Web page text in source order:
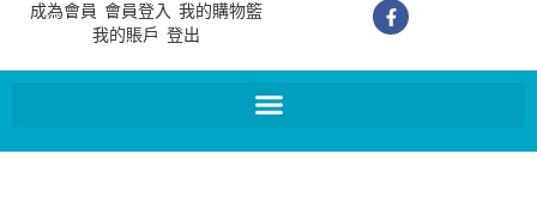
成為會員 會員登入 我的購物籃
我的賬戶 登出